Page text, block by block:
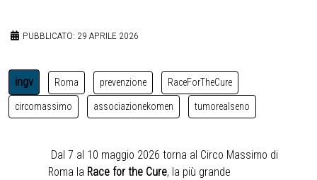
PUBBLICATO: 29 APRILE 2026
ingv Roma prevenzione RaceForTheCure
circomassimo associazionekomen tumorealseno
Dal 7 al 10 maggio 2026 torna al Circo Massimo di
Roma la Race for the Cure, la più grande